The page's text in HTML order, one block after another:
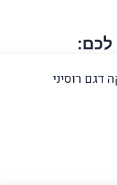
לכם:
דגם רוסיני